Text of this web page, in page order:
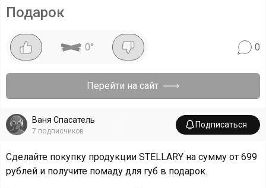
Подарок
0° 0
Перейти на сайт
Ваня Спасатель
7 подписчиков
Подписаться
Сделайте покупку продукции STELLARY на сумму от 699
рублей и получите помаду для губ в подарок.